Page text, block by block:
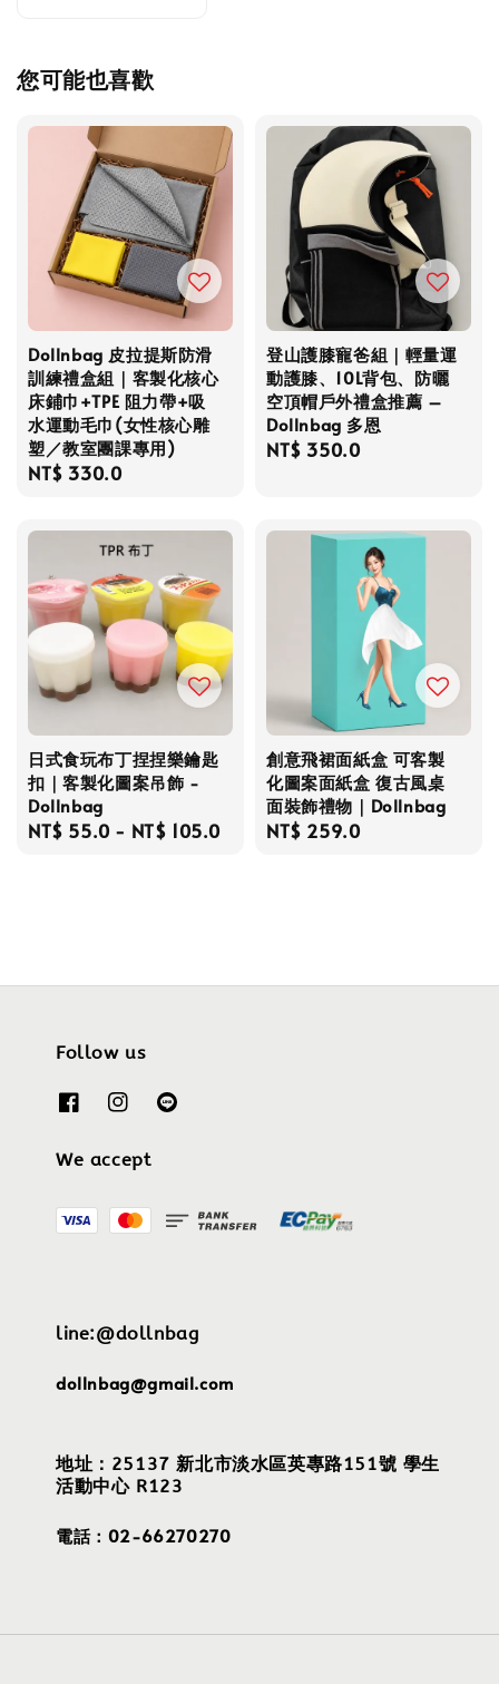
您可能也喜歡
Dollnbag 皮拉提斯防滑
訓練禮盒組｜客製化核心
床鋪巾+TPE 阻力帶+吸
水運動毛巾(女性核心雕
塑／教室團課專用)
Regular
NT$ 330.0
登山護膝寵爸組｜輕量運
動護膝、10L背包、防曬
空頂帽戶外禮盒推薦 –
Dollnbag 多恩
Regular
NT$ 350.0
日式食玩布丁捏捏樂鑰匙
扣｜客製化圖案吊飾 -
Dollnbag
Regular
NT$ 55.0 - NT$ 105.0
創意飛裙面紙盒 可客製
化圖案面紙盒 復古風桌
面裝飾禮物｜Dollnbag
Regular
NT$ 259.0
Follow us
We accept
line:@dollnbag
dollnbag@gmail.com
地址：25137 新北市淡水區英專路151號 學生
活動中心 R123
電話：02-66270270